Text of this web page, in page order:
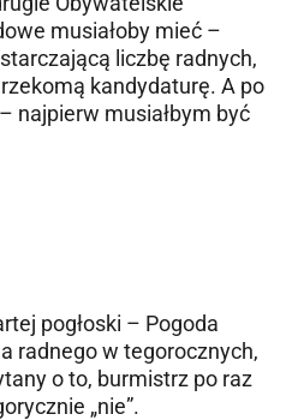
musiałoby mieć –
liczbę radnych,
kandydaturę. A po
najpierw musiałbym być
pogłoski – Pogoda
radnego w tegorocznych,
o to, burmistrz po raz
„nie”.